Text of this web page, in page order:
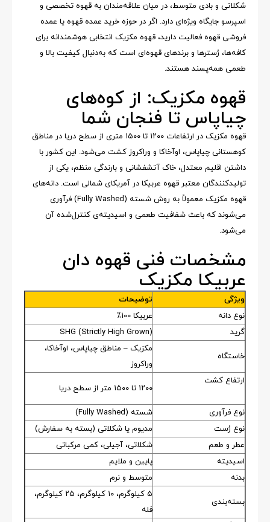
شکلاتی و بادی متوسط، در میان علاقه‌مندان به قهوه تخصصی و
اسپرسو جایگاه ویژه‌ای دارد. اگر در حوزه خرید عمده قهوه یا عمده
فروشی قهوه فعالیت دارید، قهوه مکزیک انتخابی هوشمندانه برای
کافه‌ها، رُسترها و برندهای قهوه‌ای است که به‌دنبال کیفیت بالا و
طعمی همه‌پسند هستند.
قهوه مکزیک: از کوه‌های
چیاپاس تا فنجان شما
قهوه مکزیک در ارتفاعات ۱۲۰۰ تا ۱۵۰۰ متری از سطح دریا در مناطق
کوهستانی چیاپاس، اوآخاکا و وراکروز کشت می‌شود. این کشور با
داشتن اقلیم معتدل، خاک آتشفشانی و بارندگی منظم، یکی از
تولیدکنندگان معتبر قهوه عربیکا در آمریکای شمالی است. دانه‌های
قهوه مکزیک معمولاً به روش شسته (Fully Washed) فرآوری
می‌شوند که باعث شفافیت طعمی و اسیدیته‌ی کنترل‌شده آن
می‌شود.
مشخصات فنی قهوه دان
عربیکا مکزیک
ویژگی
توضیحات
نوع دانه
عربیکا 100٪
گرید
SHG (Strictly High Grown)
خاستگاه
مکزیک – مناطق چیاپاس، اوآخاکا،
وراکروز
ارتفاع کشت
۱۲۰۰ تا ۱۵۰۰ متر از سطح دریا
نوع فرآوری
شسته (Fully Washed)
نوع رُست
مدیوم یا شکلاتی (بسته به سفارش)
عطر و طعم
شکلاتی، آجیلی، کمی مرکباتی
اسیدیته
پایین و ملایم
بدنه
متوسط و نرم
بسته‌بندی
۵ کیلوگرم، ۱۰ کیلوگرم، ۲۵ کیلوگرم،
فله